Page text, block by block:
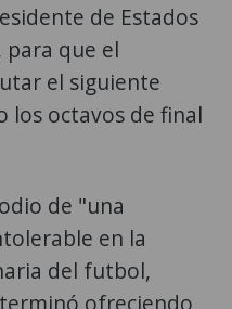
de Estados
para que el
el siguiente
los octavos de final
de "una
en la
del futbol,
ofreciendo